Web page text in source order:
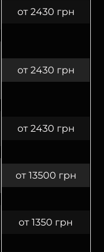
от 2430 грн
от 2430 грн
от 2430 грн
от 13500 грн
от 1350 грн